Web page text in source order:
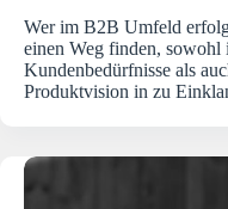
Wer im B2B Umfeld
einen Weg finden,
Kundenbedürfnisse als
Produktvision in zu